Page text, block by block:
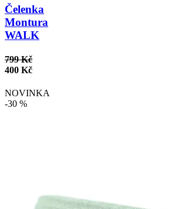
Čelenka
Montura
WALK
799 Kč
400 Kč
NOVINKA
-30 %